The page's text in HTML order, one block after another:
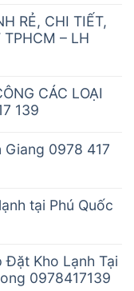
RẺ, CHI TIẾT,
– LH
CÁC LOẠI
139
0978 417
tại Phú Quốc
Đặt Kho Lạnh Tại
0978417139